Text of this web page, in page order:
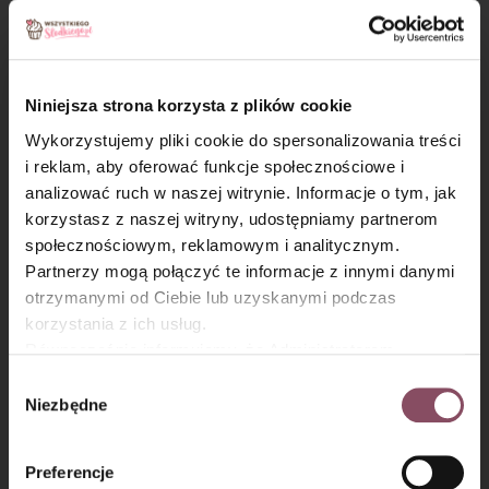
Niniejsza strona korzysta z plików cookie
Wykorzystujemy pliki cookie do spersonalizowania treści
i reklam, aby oferować funkcje społecznościowe i
analizować ruch w naszej witrynie. Informacje o tym, jak
korzystasz z naszej witryny, udostępniamy partnerom
społecznościowym, reklamowym i analitycznym.
Partnerzy mogą połączyć te informacje z innymi danymi
otrzymanymi od Ciebie lub uzyskanymi podczas
korzystania z ich usług.
Gdańsk (80-339) adres: Dickmana 14/15 więcej
informacji o przetwarzaniu danych osobowych oraz
Polityce
prywatności.
zgody
Niezbędne
Preferencje
Brzoskwiniowe mojito:
Krok 4
Brzoskwinię obierz ze skórki i pokrój na cząstki lub kawałki.
×